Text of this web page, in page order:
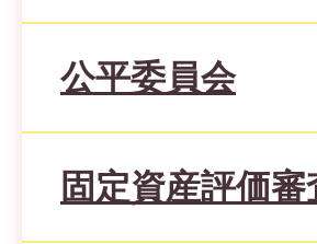
公平委員会
固定資産評価